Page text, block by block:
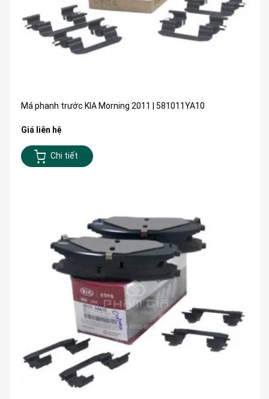
Má phanh trước KIA Morning 2011 | 581011YA10
Giá liên hệ
Chi tiết